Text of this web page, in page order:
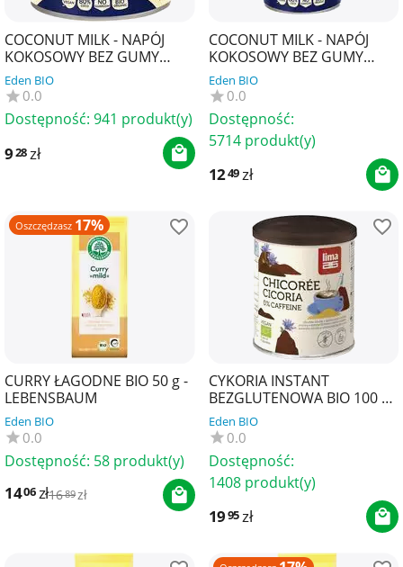
COCONUT MILK - NAPÓJ
KOKOSOWY BEZ GUMY
GUAR (22 % TŁUSZCZU) BIO
200 ml - TERRASANA
Eden BIO
0.0
Dostępność: 941 produkt(y)
928zł
COCONUT MILK - NAPÓJ
KOKOSOWY BEZ GUMY
GUAR (22 % TŁUSZCZU) BIO
400 ml - TERRASANA
Eden BIO
0.0
Dostępność:
5714 produkt(y)
1249zł
Oszczędzasz 17%
CURRY ŁAGODNE BIO 50 g -
LEBENSBAUM
Eden BIO
0.0
Dostępność: 58 produkt(y)
1406zł1689zł
CYKORIA INSTANT
BEZGLUTENOWA BIO 100 g -
LIMA
Eden BIO
0.0
Dostępność:
1408 produkt(y)
1995zł